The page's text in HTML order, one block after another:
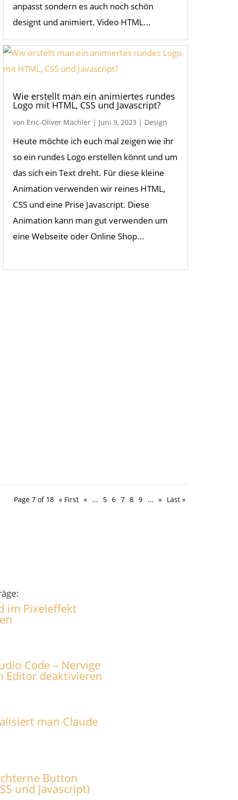
anpasst sondern es auch noch schön
designt und animiert. Video HTML...
Wie erstellt man ein animiertes rundes
Logo mit HTML, CSS und Javascript?
von Eric-Oliver Mächler | Juni 9, 2023 | Design
Heute möchte ich euch mal zeigen wie ihr
so ein rundes Logo erstellen könnt und um
das sich ein Text dreht. Für diese kleine
Animation verwenden wir reines HTML,
CSS und eine Prise Javascript. Diese
Animation kann man gut verwenden um
eine Webseite oder Online Shop...
Page 7 of 18 « First « ... 5 6 7 8 9 ... » Last »
im Pixeleffekt
Code – Nervige
Editor deaktivieren
man Claude
Button
und Javascript)